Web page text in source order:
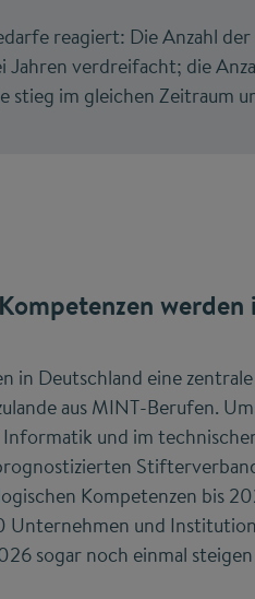
reagiert: Die Anzahl
Jahren verdreifacht; die
stieg im gleichen Zeitraum
in Deutschland eine
aus MINT-Berufen.
und im
Kompetenzen bis
Unternehmen und
sogar noch einmal